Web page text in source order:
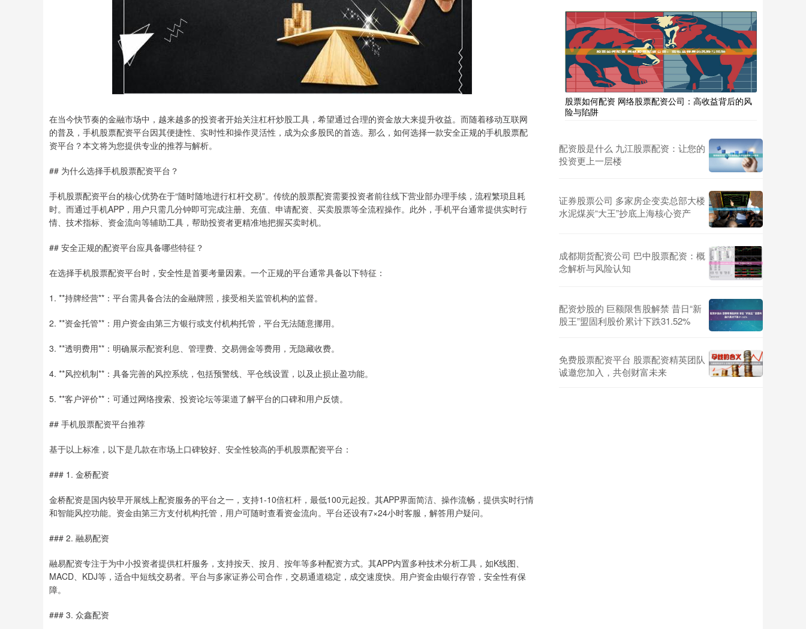
在当今快节奏的金融市场中，越来越多的投资者开始关注杠杆炒股工具，希望通过合理的资金放大来提升收益。而随着移动互联网
的普及，手机股票配资平台因其便捷性、实时性和操作灵活性，成为众多股民的首选。那么，如何选择一款安全正规的手机股票配
资平台？本文将为您提供专业的推荐与解析。
## 为什么选择手机股票配资平台？
手机股票配资平台的核心优势在于“随时随地进行杠杆交易”。传统的股票配资需要投资者前往线下营业部办理手续，流程繁琐且耗
时。而通过手机APP，用户只需几分钟即可完成注册、充值、申请配资、买卖股票等全流程操作。此外，手机平台通常提供实时行
情、技术指标、资金流向等辅助工具，帮助投资者更精准地把握买卖时机。
## 安全正规的配资平台应具备哪些特征？
在选择手机股票配资平台时，安全性是首要考量因素。一个正规的平台通常具备以下特征：
1. **持牌经营**：平台需具备合法的金融牌照，接受相关监管机构的监督。
2. **资金托管**：用户资金由第三方银行或支付机构托管，平台无法随意挪用。
3. **透明费用**：明确展示配资利息、管理费、交易佣金等费用，无隐藏收费。
4. **风控机制**：具备完善的风控系统，包括预警线、平仓线设置，以及止损止盈功能。
5. **客户评价**：可通过网络搜索、投资论坛等渠道了解平台的口碑和用户反馈。
## 手机股票配资平台推荐
基于以上标准，以下是几款在市场上口碑较好、安全性较高的手机股票配资平台：
### 1. 金桥配资
金桥配资是国内较早开展线上配资服务的平台之一，支持1-10倍杠杆，最低100元起投。其APP界面简洁、操作流畅，提供实时行情
和智能风控功能。资金由第三方支付机构托管，用户可随时查看资金流向。平台还设有7×24小时客服，解答用户疑问。
### 2. 融易配资
融易配资专注于为中小投资者提供杠杆服务，支持按天、按月、按年等多种配资方式。其APP内置多种技术分析工具，如K线图、
MACD、KDJ等，适合中短线交易者。平台与多家证券公司合作，交易通道稳定，成交速度快。用户资金由银行存管，安全性有保
障。
### 3. 众鑫配资
股票如何配资 网络股票配资公司：高收益背后的风
险与陷阱
配资股是什么 九江股票配资：让您的
投资更上一层楼
证券股票公司 多家房企变卖总部大楼
水泥煤炭“大王”抄底上海核心资产
成都期货配资公司 巴中股票配资：概
念解析与风险认知
配资炒股的 巨额限售股解禁 昔日“新
股王”盟固利股价累计下跌31.52%
免费股票配资平台 股票配资精英团队
诚邀您加入，共创财富未来